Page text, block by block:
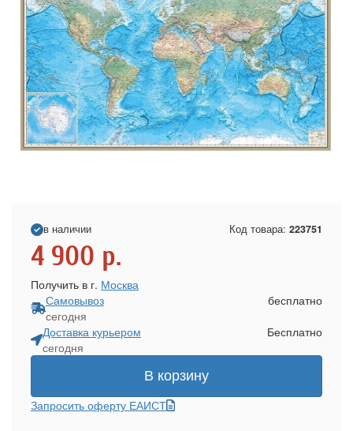
в наличии Код товара: 223751
4 900 р.
Получить в г. Москва
Самовывоз
сегодня
бесплатно
Доставка курьером
сегодня
Бесплатно
В корзину
Запросить оферту ЕАИСТ